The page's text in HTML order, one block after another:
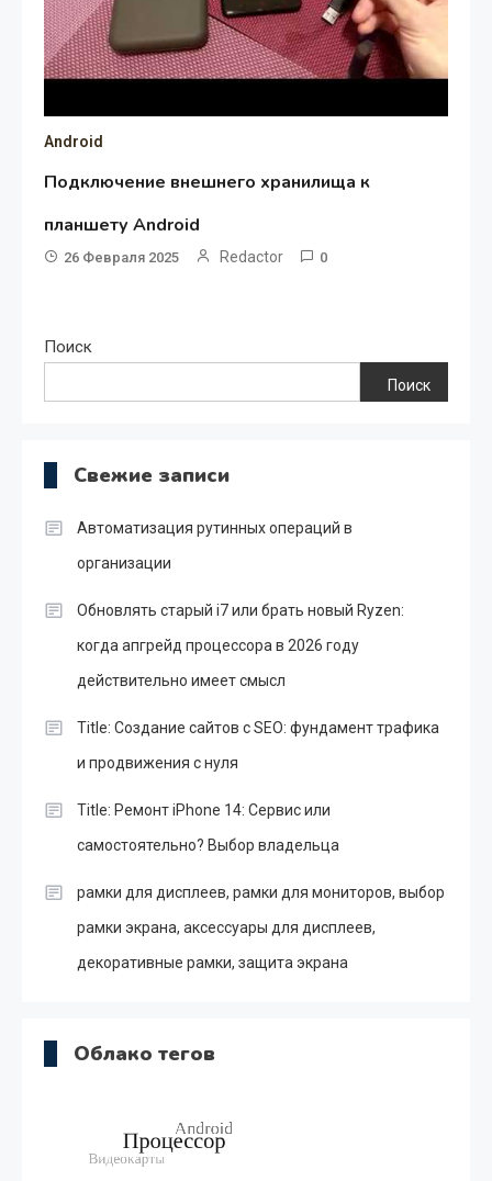
Android
Подключение внешнего хранилища к
планшету Android
26 Февраля 2025 Redactor 0
Поиск
Поиск
Свежие записи
Автоматизация рутинных операций в
организации
Обновлять старый i7 или брать новый Ryzen:
когда апгрейд процессора в 2026 году
действительно имеет смысл
Title: Создание сайтов с SEO: фундамент трафика
и продвижения с нуля
Title: Ремонт iPhone 14: Сервис или
самостоятельно? Выбор владельца
рамки для дисплеев, рамки для мониторов, выбор
рамки экрана, аксессуары для дисплеев,
декоративные рамки, защита экрана
Облако тегов